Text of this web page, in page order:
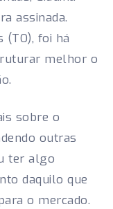
assinada.
(TO), foi há
melhor o
sobre o
outras
ter algo
daquilo que
o mercado.